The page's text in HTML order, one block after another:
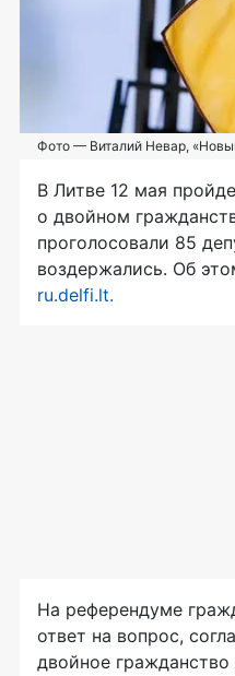
Фото — Виталий Невар,
В Литве 12 мая
о двойном
проголосовали 85
воздержались. Об
ru.delfi.lt.
На референдуме
ответ на вопрос,
двойное гражданство